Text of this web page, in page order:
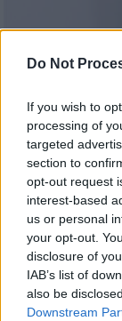
Do Not
If you wish to
processing of
targeted
section to
opt-out request
interest-based
us or personal
your opt-out.
disclosure of
IAB’s list of
also be
Downstream
Πάμελα
της
Πόζαρε
την
Schouler